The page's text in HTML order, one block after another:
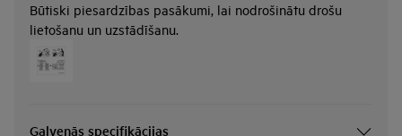
Būtiski piesardzības pasākumi, lai nodrošinātu drošu
lietošanu un uzstādīšanu.
Galvenās specifikācijas